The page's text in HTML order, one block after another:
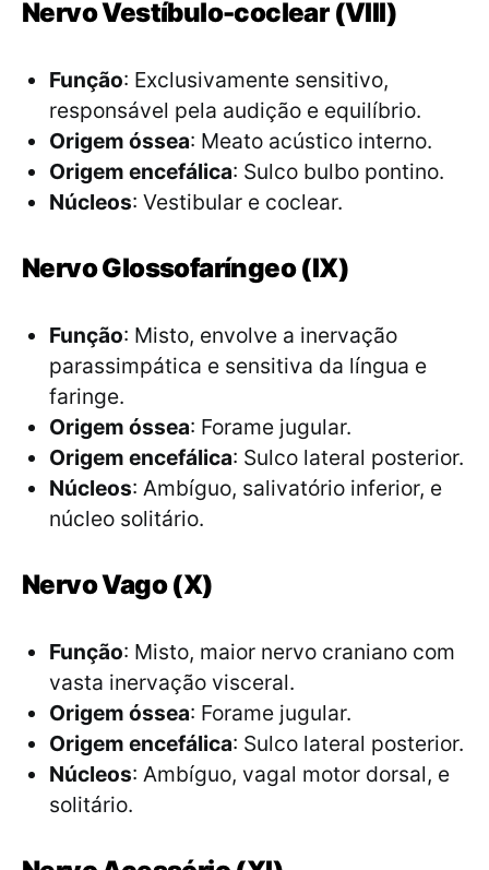
Nervo Vestíbulo-coclear (VIII)
Função: Exclusivamente sensitivo,
responsável pela audição e equilíbrio.
Origem óssea: Meato acústico interno.
Origem encefálica: Sulco bulbo pontino.
Núcleos: Vestibular e coclear.
Nervo Glossofaríngeo (IX)
Função: Misto, envolve a inervação
parassimpática e sensitiva da língua e
faringe.
Origem óssea: Forame jugular.
Origem encefálica: Sulco lateral posterior.
Núcleos: Ambíguo, salivatório inferior, e
núcleo solitário.
Nervo Vago (X)
Função: Misto, maior nervo craniano com
vasta inervação visceral.
Origem óssea: Forame jugular.
Origem encefálica: Sulco lateral posterior.
Núcleos: Ambíguo, vagal motor dorsal, e
solitário.